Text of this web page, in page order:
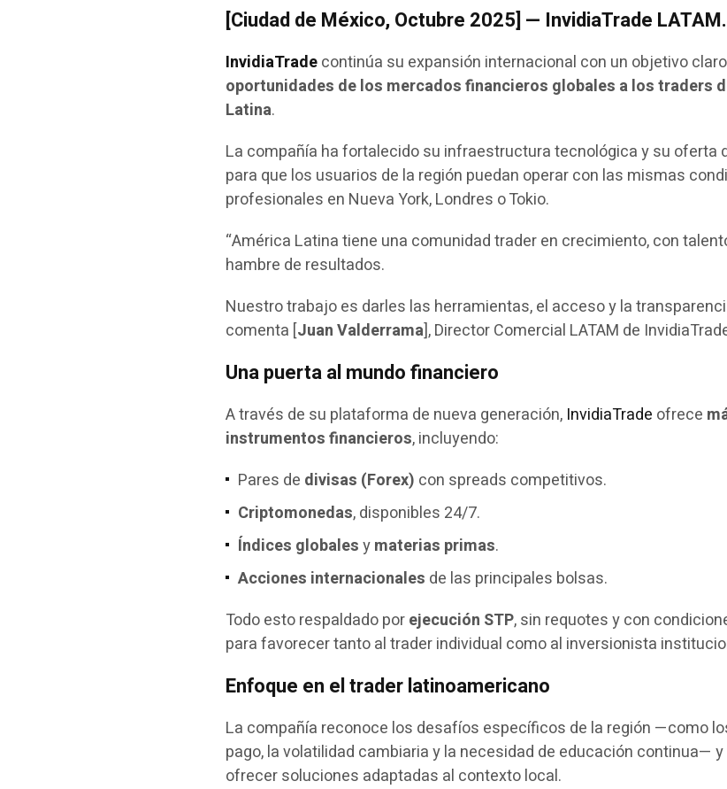
[Ciudad de México, Octubre 2025] — InvidiaTrade LATAM.
InvidiaTradecontinúa su expansión internacional con un objetivo
oportunidades de los mercados financieros globales a los traders
Latina.
La compañía ha fortalecido su infraestructura tecnológica y su oferta
para que los usuarios de la región puedan operar con las mismas
profesionales en Nueva York, Londres o Tokio.
“América Latina tiene una comunidad trader en crecimiento, con
hambre de resultados.
Nuestro trabajo es darles las herramientas, el acceso y la
comenta [Juan Valderrama], Director Comercial LATAM de
Una puerta al mundo financiero
A través de su plataforma de nueva generación, InvidiaTrade ofrece
instrumentos financieros, incluyendo:
Pares de divisas (Forex) con spreads competitivos.
Criptomonedas, disponibles 24/7.
Índices globalesymaterias primas.
Acciones internacionales de las principales bolsas.
Todo esto respaldado porejecución STP, sin requotes y con
para favorecer tanto al trader individual como al inversionista
Enfoque en el trader latinoamericano
La compañía reconoce los desafíos específicos de la región —como
pago, la volatilidad cambiaria y la necesidad de educación continua—
ofrecer soluciones adaptadas al contexto local.